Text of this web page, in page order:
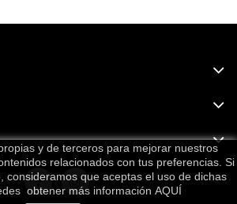
y de terceros para mejorar nuestros
relacionados con tus preferencias. Si
consideramos que aceptas el uso de dichas
obtener más información AQUÍ